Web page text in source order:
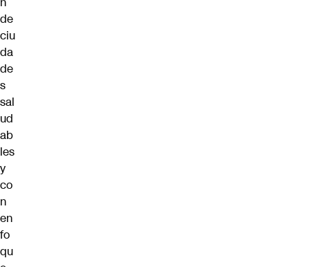
de
ciu
da
de
s
sal
ud
ab
les
y
co
n
en
fo
qu